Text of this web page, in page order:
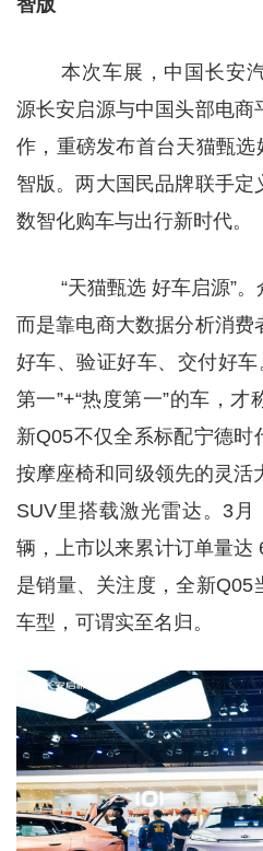
智版
本次车展，中国长安
源长安启源与中国头部电商
作，重磅发布首台天猫甄
智版。两大国民品牌联手
数智化购车与出行新时代。
“天猫甄选 好车启源”
而是靠电商大数据分析消费
好车、验证好车、交付好车
第一”+“热度第一”的车，
新Q05不仅全系标配宁德时
按摩座椅和同级领先的灵活
SUV里搭载激光雷达。3月
辆，上市以来累计订单量达
是销量、关注度，全新Q05
车型，可谓实至名归。